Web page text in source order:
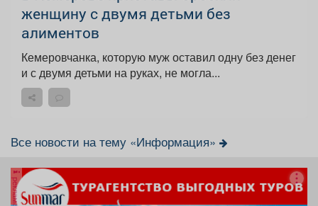
женщину с двумя детьми без
алиментов
Кемеровчанка, которую муж оставил одну без денег
и с двумя детьми на руках, не могла...
Все новости на тему «Информация»
реклама